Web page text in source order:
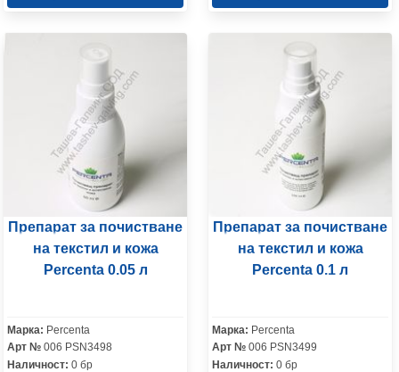
Препарат за почистване
на текстил и кожа
Percenta 0.05 л
Марка: Percenta
Арт № 006 PSN3498
Наличност: 0 бр
Препарат за почистване
на текстил и кожа
Percenta 0.1 л
Марка: Percenta
Арт № 006 PSN3499
Наличност: 0 бр